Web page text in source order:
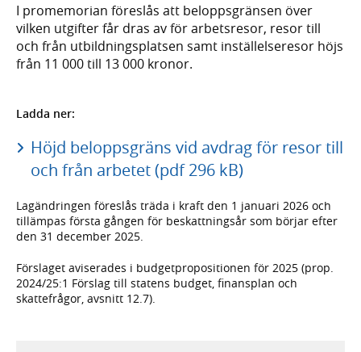
I promemorian föreslås att beloppsgränsen över
vilken utgifter får dras av för arbetsresor, resor till
och från utbildningsplatsen samt inställelseresor höjs
från 11 000 till 13 000 kronor.
Ladda ner:
Höjd beloppsgräns vid avdrag för resor till
och från arbetet (pdf 296 kB)
Lagändringen föreslås träda i kraft den 1 januari 2026 och
tillämpas första gången för beskattningsår som börjar efter
den 31 december 2025.
Förslaget aviserades i budgetpropositionen för 2025 (prop.
2024/25:1 Förslag till statens budget, finansplan och
skattefrågor, avsnitt 12.7).